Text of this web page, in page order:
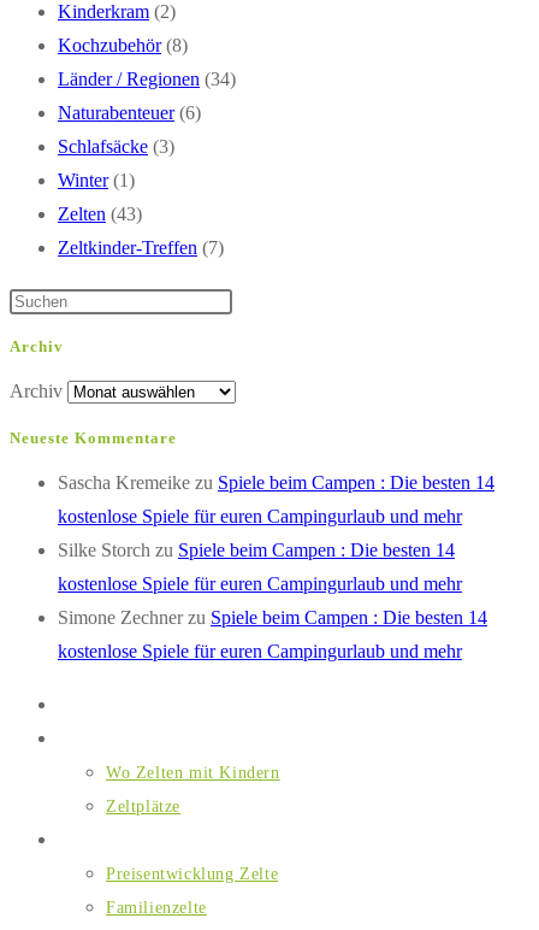
Kinderkram (2)
Kochzubehör (8)
Länder / Regionen (34)
Naturabenteuer (6)
Schlafsäcke (3)
Winter (1)
Zelten (43)
Zeltkinder-Treffen (7)
Archiv
Archiv
Neueste Kommentare
Sascha Kremeike zu Spiele beim Campen : Die besten 14
kostenlose Spiele für euren Campingurlaub und mehr
Silke Storch zu Spiele beim Campen : Die besten 14
kostenlose Spiele für euren Campingurlaub und mehr
Simone Zechnerzu Spiele beim Campen : Die besten 14
kostenlose Spiele für euren Campingurlaub und mehr
Wo Zelten mit Kindern
Zeltplätze
Preisentwicklung Zelte
Familienzelte